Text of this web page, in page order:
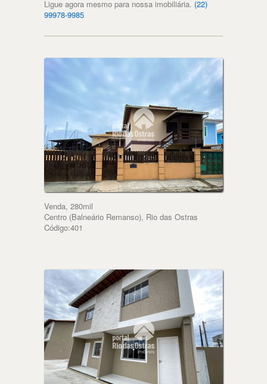
Ligue agora mesmo para nossa imobiliária. (22)
99978-9985
Venda, 280mil
Centro (Balneário Remanso), Rio das Ostras
Código:401